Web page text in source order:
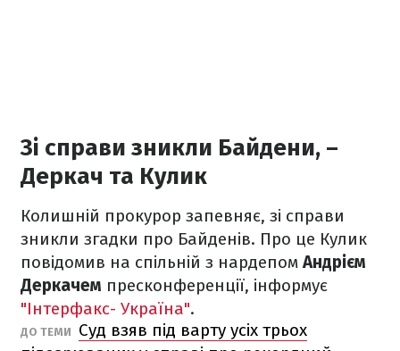
Зі справи зникли Байдени, –
Деркач та Кулик
Колишній прокурор запевняє, зі справи
зникли згадки про Байденів. Про це Кулик
повідомив на спільній з нардепомАндрієм
Деркачем пресконференції, інформує
"Інтерфакс- Україна".
ДО ТЕМИ
Суд взяв під варту усіх трьох